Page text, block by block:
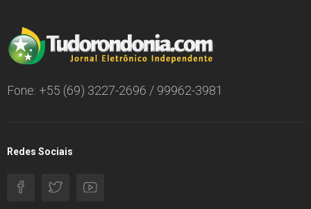
Fone: +55 (69) 3227-2696 / 99962-3981
Redes Sociais